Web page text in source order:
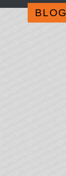
BLOG